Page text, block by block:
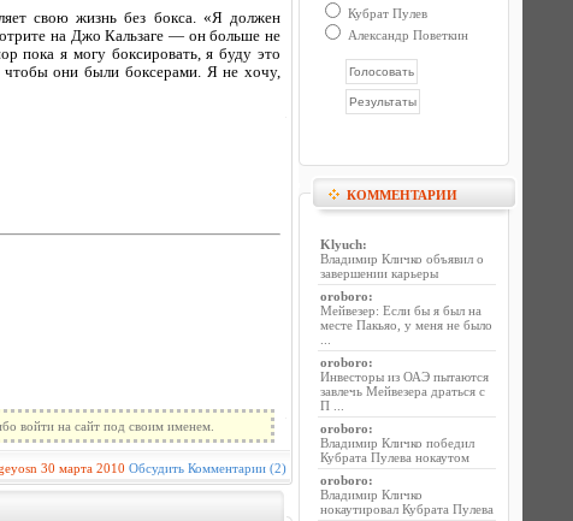
свою жизнь без бокса. «Я должен
на Джо Кальзаге — он больше не
пока я могу боксировать, я буду это
чтобы они были боксерами. Я не хочу,
войти на сайт под своим именем.
30 марта 2010 Обсудить Комментарии (2)
Кубрат Пулев
Александр Поветкин
КОММЕНТАРИИ
Klyuch:
Владимир Кличко объявил о
завершении карьеры
oroboro:
Мейвезер: Если бы я был на
месте Пакьяо, у меня не было
oroboro:
Инвесторы из ОАЭ пытаются
завлечь Мейвезера драться с
П ...
oroboro:
Владимир Кличко победил
Кубрата Пулева нокаутом
oroboro:
Владимир Кличко
нокаутировал Кубрата Пулева